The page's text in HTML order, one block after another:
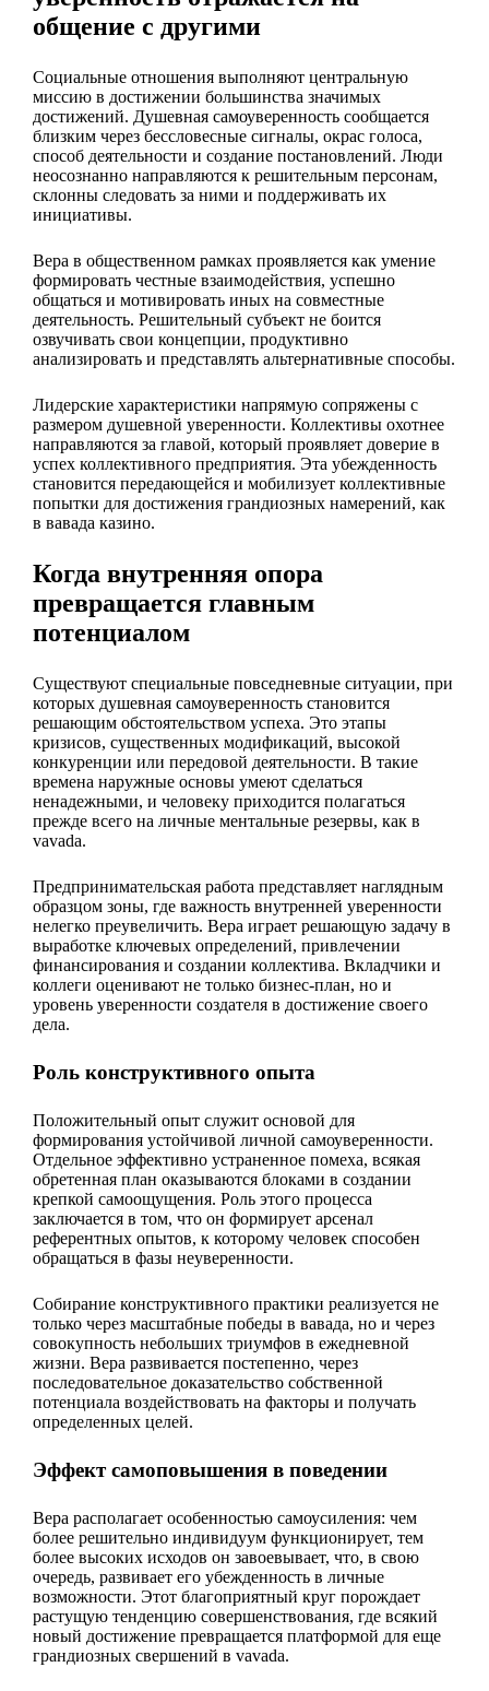
общение с другими
Социальные отношения выполняют центральную
миссию в достижении большинства значимых
достижений. Душевная самоуверенность сообщается
близким через бессловесные сигналы, окрас голоса,
способ деятельности и создание постановлений. Люди
неосознанно направляются к решительным персонам,
склонны следовать за ними и поддерживать их
инициативы.
Вера в общественном рамках проявляется как умение
формировать честные взаимодействия, успешно
общаться и мотивировать иных на совместные
деятельность. Решительный субъект не боится
озвучивать свои концепции, продуктивно
анализировать и представлять альтернативные способы.
Лидерские характеристики напрямую сопряжены с
размером душевной уверенности. Коллективы охотнее
направляются за главой, который проявляет доверие в
успех коллективного предприятия. Эта убежденность
становится передающейся и мобилизует коллективные
попытки для достижения грандиозных намерений, как
в вавада казино.
Когда внутренняя опора
превращается главным
потенциалом
Существуют специальные повседневные ситуации, при
которых душевная самоуверенность становится
решающим обстоятельством успеха. Это этапы
кризисов, существенных модификаций, высокой
конкуренции или передовой деятельности. В такие
времена наружные основы умеют сделаться
ненадежными, и человеку приходится полагаться
прежде всего на личные ментальные резервы, как в
vavada.
Предпринимательская работа представляет наглядным
образцом зоны, где важность внутренней уверенности
нелегко преувеличить. Вера играет решающую задачу в
выработке ключевых определений, привлечении
финансирования и создании коллектива. Вкладчики и
коллеги оценивают не только бизнес-план, но и
уровень уверенности создателя в достижение своего
дела.
Роль конструктивного опыта
Положительный опыт служит основой для
формирования устойчивой личной самоуверенности.
Отдельное эффективно устраненное помеха, всякая
обретенная план оказываются блоками в создании
крепкой самоощущения. Роль этого процесса
заключается в том, что он формирует арсенал
референтных опытов, к которому человек способен
обращаться в фазы неуверенности.
Собирание конструктивного практики реализуется не
только через масштабные победы в вавада, но и через
совокупность небольших триумфов в ежедневной
жизни. Вера развивается постепенно, через
последовательное доказательство собственной
потенциала воздействовать на факторы и получать
определенных целей.
Эффект самоповышения в поведении
Вера располагает особенностью самоусиления: чем
более решительно индивидуум функционирует, тем
более высоких исходов он завоевывает, что, в свою
очередь, развивает его убежденность в личные
возможности. Этот благоприятный круг порождает
растущую тенденцию совершенствования, где всякий
новый достижение превращается платформой для еще
грандиозных свершений в vavada.